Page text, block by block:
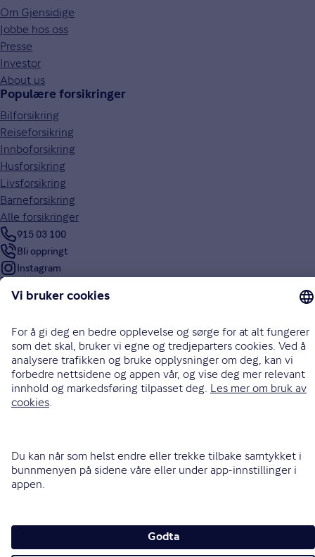
Om Gjensidige
Jobbe hos oss
Presse
Investor
About us
Populære forsikringer
Bilforsikring
Reiseforsikring
Innboforsikring
Husforsikring
Livsforsikring
Barneforsikring
Alle forsikringer
915 03 100
Bli oppringt
Instagram
Facebook
Endre cookieinnstillinger
Informasjonskapsler (cookies)
Personvern og sikkerhet
Vilkår for bruk av nettsidene
Tilgjengelighetserklæring